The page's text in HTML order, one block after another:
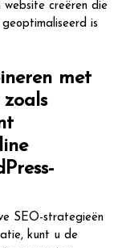
website creëren die
is
met
SEO-strategieën
kunt u de